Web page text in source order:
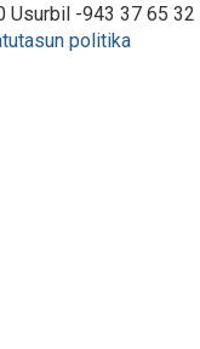
Usurbil -943 37 65 32
politika